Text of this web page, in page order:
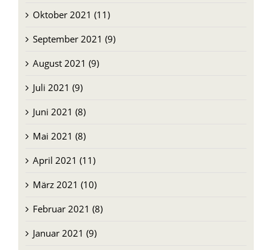
Oktober 2021 (11)
September 2021 (9)
August 2021 (9)
Juli 2021 (9)
Juni 2021 (8)
Mai 2021 (8)
April 2021 (11)
März 2021 (10)
Februar 2021 (8)
Januar 2021 (9)